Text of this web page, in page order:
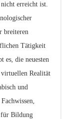
erreicht ist.
breiteren
Tätigkeit
es, die neuesten
Realität
und
für Bildung